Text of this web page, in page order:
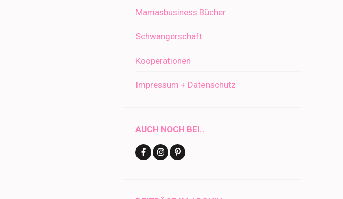
Mamasbusiness Bücher
Schwangerschaft
Kooperationen
Impressum + Datenschutz
AUCH NOCH BEI..